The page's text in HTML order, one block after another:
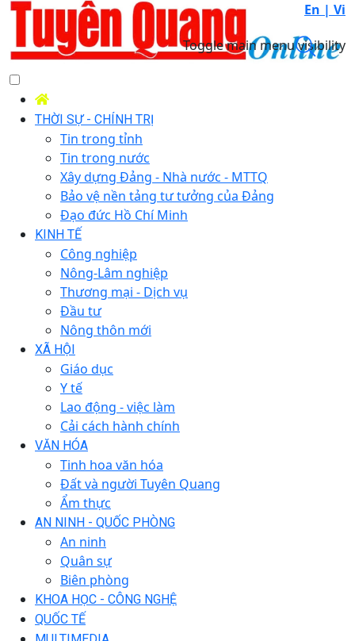
En | Vi
Toggle main menu visibility
THỜI SỰ - CHÍNH TRỊ
Tin trong tỉnh
Tin trong nước
Xây dựng Đảng - Nhà nước - MTTQ
Bảo vệ nền tảng tư tưởng của Đảng
Đạo đức Hồ Chí Minh
KINH TẾ
Công nghiệp
Nông-Lâm nghiệp
Thương mại - Dịch vụ
Đầu tư
Nông thôn mới
XÃ HỘI
Giáo dục
Y tế
Lao động - việc làm
Cải cách hành chính
VĂN HÓA
Tinh hoa văn hóa
Đất và người Tuyên Quang
Ẩm thực
AN NINH - QUỐC PHÒNG
An ninh
Quân sự
Biên phòng
KHOA HỌC - CÔNG NGHỆ
QUỐC TẾ